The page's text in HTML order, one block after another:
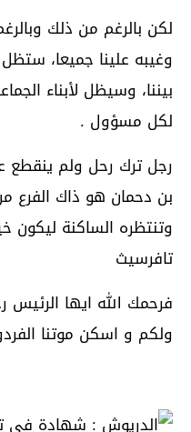
لكن بالرغم من ذلك
وغيبه علينا جميعا،
بيننا، وسيظل لأبناء
لكل مسؤول .
رجل ترك رحل ولم ينقطع
بن دحمان هو ذاك الفرع
وتنتظره الساكنة
تافرسيث
فرحمك الله ايها الرئيس
ولكم و اسكن موتنا